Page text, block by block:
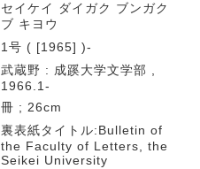
セイケイ ダイガク ブンガク
ブ キヨウ
1号 ( [1965] )-
武蔵野 : 成蹊大学文学部 ,
1966.1-
冊 ; 26cm
裏表紙タイトル:Bulletin of
the Faculty of Letters, the
Seikei University